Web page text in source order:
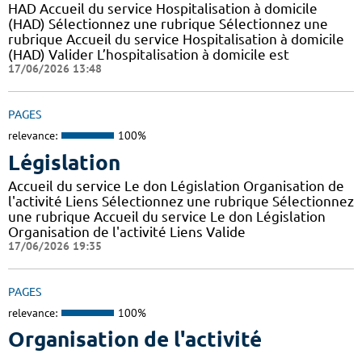
HAD Accueil du service Hospitalisation à domicile
(HAD) Sélectionnez une rubrique Sélectionnez une
rubrique Accueil du service Hospitalisation à domicile
(HAD) Valider L’hospitalisation à domicile est
17/06/2026 13:48
PAGES
relevance: 100%
Législation
Accueil du service Le don Législation Organisation de
l'activité Liens Sélectionnez une rubrique Sélectionnez
une rubrique Accueil du service Le don Législation
Organisation de l'activité Liens Valide
17/06/2026 19:35
PAGES
relevance: 100%
Organisation de l'activité